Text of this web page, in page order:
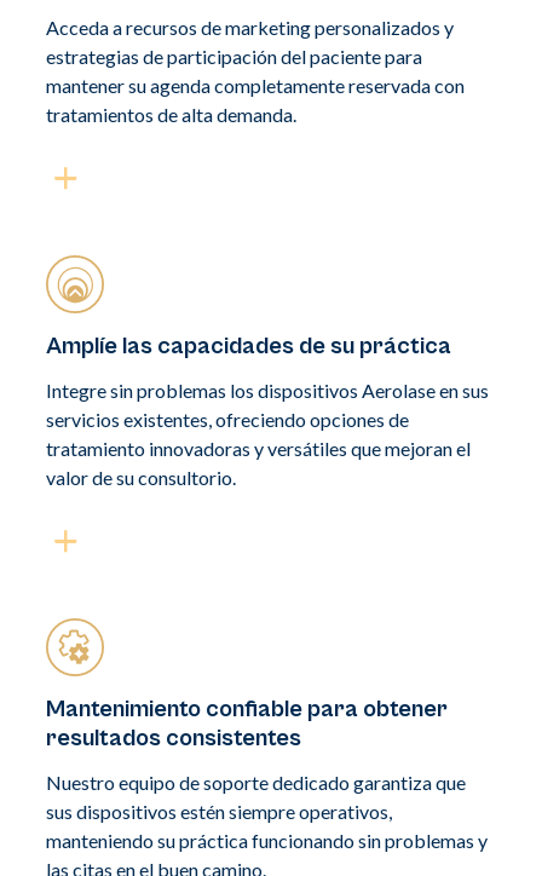
Acceda a recursos de marketing personalizados y
estrategias de participación del paciente para
mantener su agenda completamente reservada con
tratamientos de alta demanda.
Amplíe las capacidades de su práctica
Integre sin problemas los dispositivos Aerolase en sus
servicios existentes, ofreciendo opciones de
tratamiento innovadoras y versátiles que mejoran el
valor de su consultorio.
Mantenimiento confiable para obtener
resultados consistentes
Nuestro equipo de soporte dedicado garantiza que
sus dispositivos estén siempre operativos,
manteniendo su práctica funcionando sin problemas y
las citas en el buen camino.